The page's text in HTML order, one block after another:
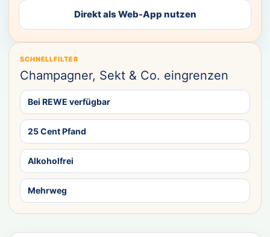
Direkt als Web-App nutzen
SCHNELLFILTER
Champagner, Sekt & Co. eingrenzen
Bei REWE verfügbar
25 Cent Pfand
Alkoholfrei
Mehrweg